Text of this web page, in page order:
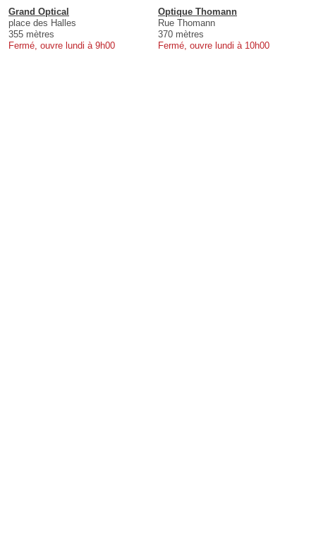
Grand Optical
place des Halles
355 mètres
Fermé, ouvre lundi à 9h00
Optique Thomann
Rue Thomann
370 mètres
Fermé, ouvre lundi à 10h00